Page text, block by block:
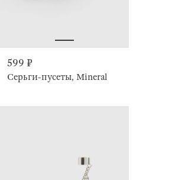
599 ₽
Серьги-пусеты, Mineral